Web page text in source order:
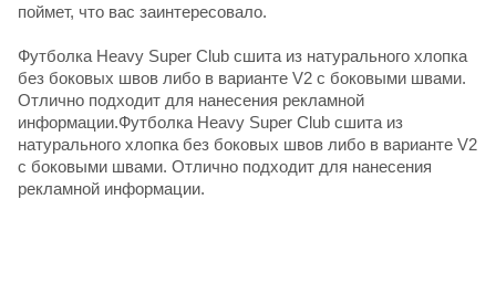
поймет, что вас заинтересовало.
Футболка Heavy Super Club сшита из натурального хлопка
без боковых швов либо в варианте V2 с боковыми швами.
Отлично подходит для нанесения рекламной
информации.Футболка Heavy Super Club сшита из
натурального хлопка без боковых швов либо в варианте V2
с боковыми швами. Отлично подходит для нанесения
рекламной информации.